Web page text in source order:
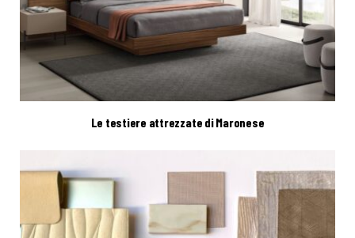
Le testiere attrezzate di Maronese